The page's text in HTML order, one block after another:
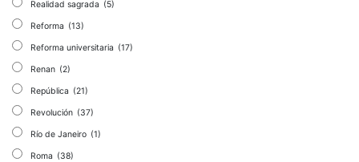
Realidad sagrada (5)
Reforma (13)
Reforma universitaria (17)
Renan (2)
República (21)
Revolución (37)
Río de Janeiro (1)
Roma (38)